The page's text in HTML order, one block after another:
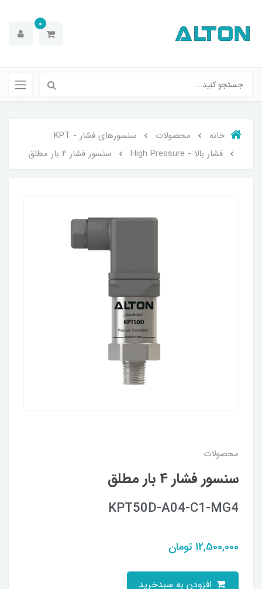
0
خانه محصولات
سنسورهای فشار - KPT
فشار بالا - High Pressure
سنسور فشار 4 بار مطلق
محصولات
سنسور فشار 4 بار مطلق
KPT50D-A04-C1-MG4
12,500,000تومان